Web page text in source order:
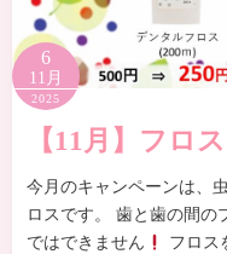
6
11月
2025
【11月】フロ
今月のキャンペーンは、
ロスです。 歯と歯の間の
ではできません
フロス